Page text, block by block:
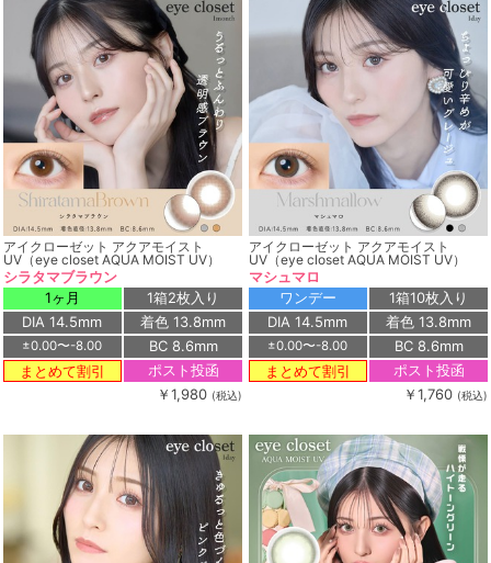
アイクローゼット アクアモイスト
UV（eye closet AQUA MOIST UV）
シラタマブラウン
1ヶ月
1箱2枚入り
DIA 14.5mm
着色 13.8mm
±0.00〜-8.00
BC 8.6mm
まとめて割引
ポスト投函
￥1,980 (税込)
アイクローゼット アクアモイスト
UV（eye closet AQUA MOIST UV）
マシュマロ
ワンデー
1箱10枚入り
DIA 14.5mm
着色 13.8mm
±0.00〜-8.00
BC 8.6mm
まとめて割引
ポスト投函
￥1,760 (税込)